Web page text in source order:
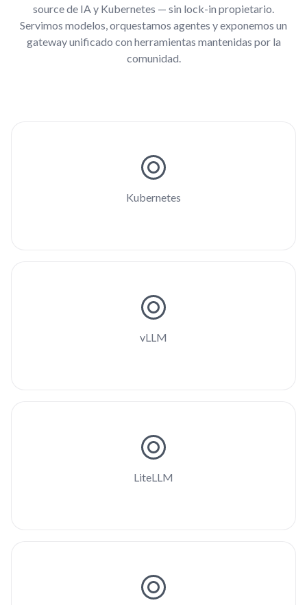
source de IA y Kubernetes — sin lock-in propietario.
Servimos modelos, orquestamos agentes y exponemos un
gateway unificado con herramientas mantenidas por la
comunidad.
Kubernetes
vLLM
LiteLLM